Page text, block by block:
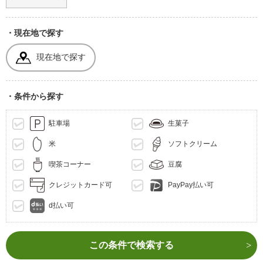
・現在地で探す
現在地で探す
・条件から探す
駐車場 生菓子
米 ソフトクリーム
喫茶コーナー 豆腐
クレジットカード可 PayPay払い可
d払い可
この条件で検索する